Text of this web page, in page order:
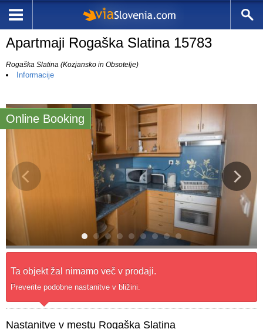
Apartmaji Rogaška Slatina 15783
Rogaška Slatina (Kozjansko in Obsotelje)
Informacije
Online Booking
Ta objekt žal nimamo več v prodaji.
Preverite podobne nastanitve v bližini.
Nastanitve v mestu Rogaška Slatina